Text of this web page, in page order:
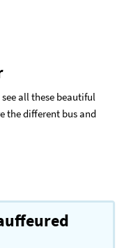
all these beautiful
the different bus and